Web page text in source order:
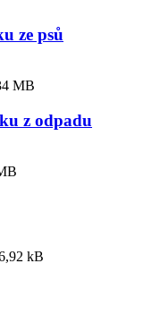
ze psů
MB
z odpadu
kB